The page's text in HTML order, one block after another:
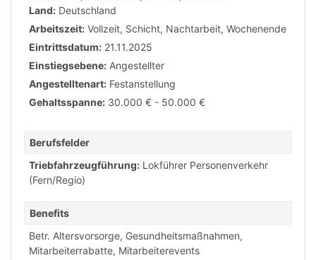
Land: Deutschland
Arbeitszeit: Vollzeit, Schicht, Nachtarbeit, Wochenende
Eintrittsdatum: 21.11.2025
Einstiegsebene: Angestellter
Angestelltenart: Festanstellung
Gehaltsspanne: 30.000 € - 50.000 €
Berufsfelder
Triebfahrzeugführung: Lokführer Personenverkehr
(Fern/Regio)
Benefits
Betr. Altersvorsorge, Gesundheitsmaßnahmen,
Mitarbeiterrabatte, Mitarbeiterevents